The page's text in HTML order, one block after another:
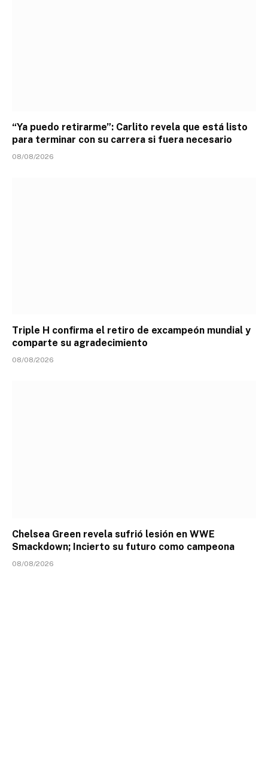
“Ya puedo retirarme”: Carlito revela que está listo
para terminar con su carrera si fuera necesario
08/08/2026
Triple H confirma el retiro de excampeón mundial y
comparte su agradecimiento
08/08/2026
Chelsea Green revela sufrió lesión en WWE
Smackdown; Incierto su futuro como campeona
08/08/2026